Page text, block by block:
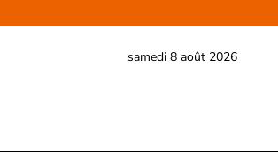
au
samedi 8 août 2026